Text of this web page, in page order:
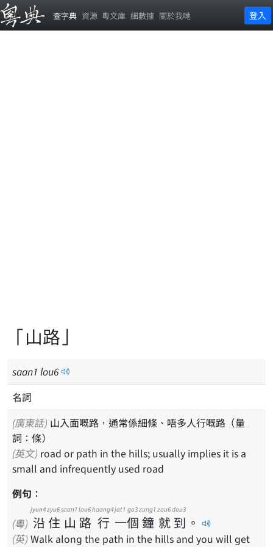
查字典 資源 粵文庫 細數據 關於我哋 登入
「山路」
saan1 lou6
名詞
(廣東話)
詞：條）
(英文)
small and infrequently used road
例句：
(粵) 沿
jyun4
住
zyu6
山
saan1
路
lou6
行
haang4
一
jat1
個
go3
鐘
zung1
就
zau6
到
dou3
。
(英) Walk along the path in the hills and you will get